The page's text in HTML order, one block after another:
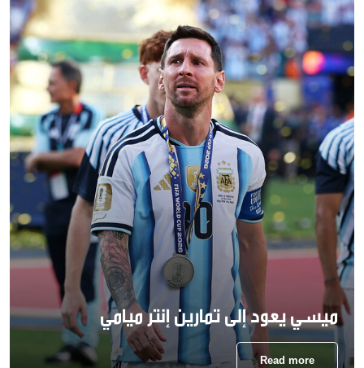
ميسي يعود إلى تمارين إنتر ميامي
Read more